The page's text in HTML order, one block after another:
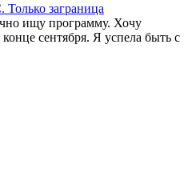
заграница
ищу программу. Хочу
сентября. Я успела быть с